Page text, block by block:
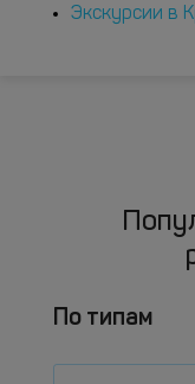
Экскурсии в
По типам